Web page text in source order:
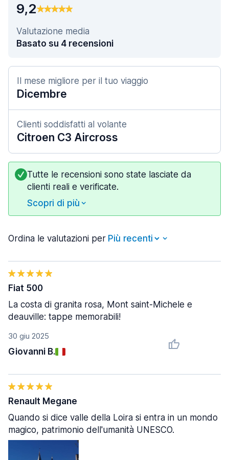
9,2
Valutazione media
Basato su 4 recensioni
Il mese migliore per il tuo viaggio
Dicembre
Clienti soddisfatti al volante
Citroen C3 Aircross
Tutte le recensioni sono state lasciate da
clienti reali e verificate.
Scopri di più
Ordina le valutazioni per
30 giu 2025
Giovanni B.
Fiat 500
La costa di granita rosa, Mont saint-Michele e
deauville: tappe memorabili!
Renault Megane
Quando si dice valle della Loira si entra in un mondo
magico, patrimonio dell'umanità UNESCO.